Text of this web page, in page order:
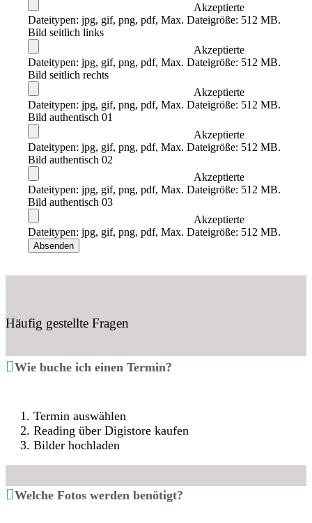
Akzeptierte
Dateitypen: jpg, gif, png, pdf, Max. Dateigröße: 512 MB.
Bild seitlich links
Akzeptierte
Dateitypen: jpg, gif, png, pdf, Max. Dateigröße: 512 MB.
Bild seitlich rechts
Akzeptierte
Dateitypen: jpg, gif, png, pdf, Max. Dateigröße: 512 MB.
Bild authentisch 01
Akzeptierte
Dateitypen: jpg, gif, png, pdf, Max. Dateigröße: 512 MB.
Bild authentisch 02
Akzeptierte
Dateitypen: jpg, gif, png, pdf, Max. Dateigröße: 512 MB.
Bild authentisch 03
Akzeptierte
Dateitypen: jpg, gif, png, pdf, Max. Dateigröße: 512 MB.
Absenden
Häufig gestellte Fragen
Wie buche ich einen Termin?
Termin auswählen
Reading über Digistore kaufen
Bilder hochladen
Welche Fotos werden benötigt?